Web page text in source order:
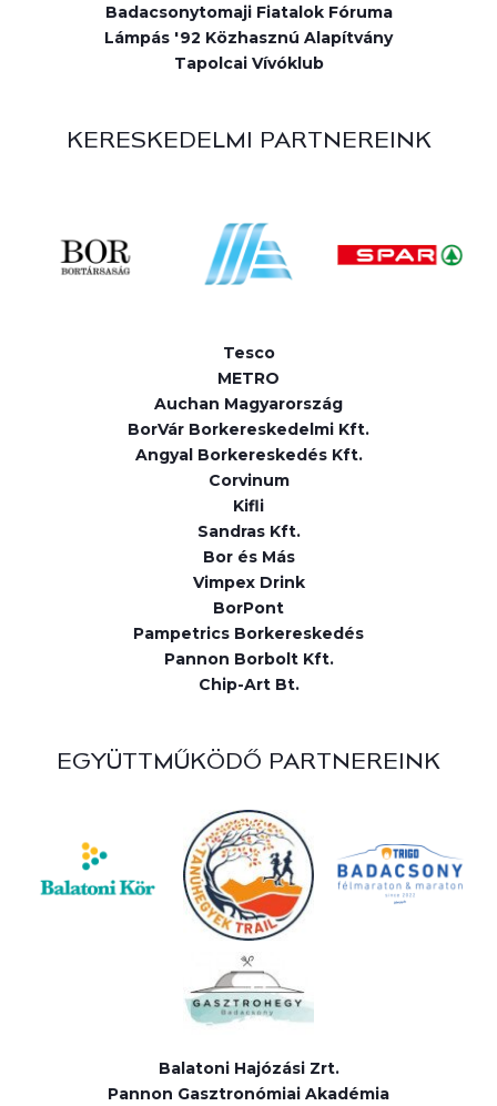
Badacsonytomaji Fiatalok Fóruma
Lámpás '92 Közhasznú Alapítvány
Tapolcai Vívóklub
KERESKEDELMI PARTNEREINK
Tesco
METRO
Auchan Magyarország
BorVár Borkereskedelmi Kft.
Angyal Borkereskedés Kft.
Corvinum
Kifli
Sandras Kft.
Bor és Más
Vimpex Drink
BorPont
Pampetrics Borkereskedés
Pannon Borbolt Kft.
Chip-Art Bt.
EGYÜTTMŰKÖDŐ PARTNEREINK
Balatoni Hajózási Zrt.
Pannon Gasztronómiai Akadémia